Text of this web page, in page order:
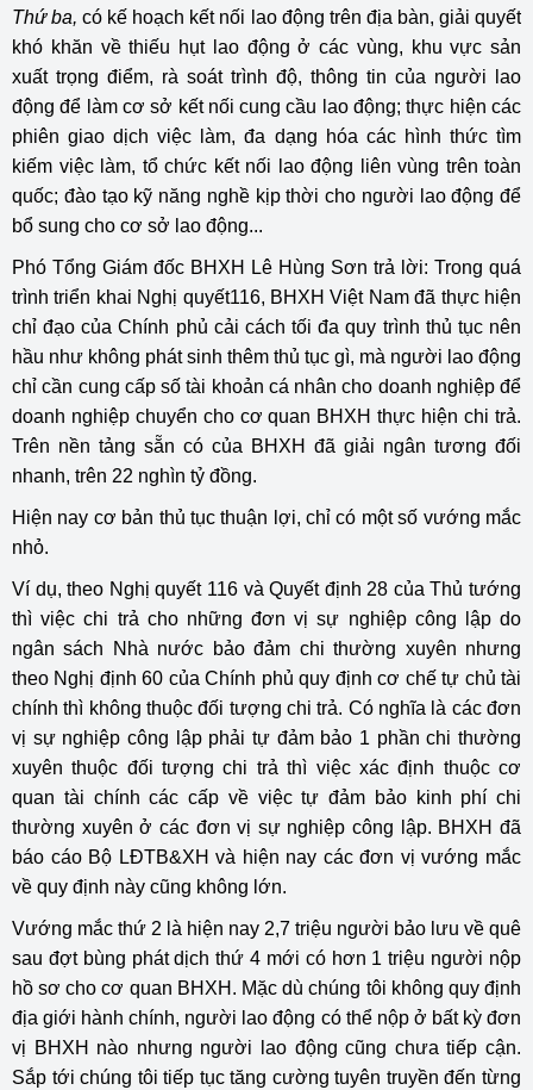
Thứ ba, có kế hoạch kết nối lao động trên địa bàn, giải quyết
khó khăn về thiếu hụt lao động ở các vùng, khu vực sản
xuất trọng điểm, rà soát trình độ, thông tin của người lao
động để làm cơ sở kết nối cung cầu lao động; thực hiện các
phiên giao dịch việc làm, đa dạng hóa các hình thức tìm
kiếm việc làm, tổ chức kết nối lao động liên vùng trên toàn
quốc; đào tạo kỹ năng nghề kịp thời cho người lao động để
bổ sung cho cơ sở lao động...
Phó Tổng Giám đốc BHXH Lê Hùng Sơn trả lời: Trong quá
trình triển khai Nghị quyết116, BHXH Việt Nam đã thực hiện
chỉ đạo của Chính phủ cải cách tối đa quy trình thủ tục nên
hầu như không phát sinh thêm thủ tục gì, mà người lao động
chỉ cần cung cấp số tài khoản cá nhân cho doanh nghiệp để
doanh nghiệp chuyển cho cơ quan BHXH thực hiện chi trả.
Trên nền tảng sẵn có của BHXH đã giải ngân tương đối
nhanh, trên 22 nghìn tỷ đồng.
Hiện nay cơ bản thủ tục thuận lợi, chỉ có một số vướng mắc
nhỏ.
Ví dụ, theo Nghị quyết 116 và Quyết định 28 của Thủ tướng
thì việc chi trả cho những đơn vị sự nghiệp công lập do
ngân sách Nhà nước bảo đảm chi thường xuyên nhưng
theo Nghị định 60 của Chính phủ quy định cơ chế tự chủ tài
chính thì không thuộc đối tượng chi trả. Có nghĩa là các đơn
vị sự nghiệp công lập phải tự đảm bảo 1 phần chi thường
xuyên thuộc đối tượng chi trả thì việc xác định thuộc cơ
quan tài chính các cấp về việc tự đảm bảo kinh phí chi
thường xuyên ở các đơn vị sự nghiệp công lập. BHXH đã
báo cáo Bộ LĐTB&XH và hiện nay các đơn vị vướng mắc
về quy định này cũng không lớn.
Vướng mắc thứ 2 là hiện nay 2,7 triệu người bảo lưu về quê
sau đợt bùng phát dịch thứ 4 mới có hơn 1 triệu người nộp
hồ sơ cho cơ quan BHXH. Mặc dù chúng tôi không quy định
địa giới hành chính, người lao động có thể nộp ở bất kỳ đơn
vị BHXH nào nhưng người lao động cũng chưa tiếp cận.
Sắp tới chúng tôi tiếp tục tăng cường tuyên truyền đến từng